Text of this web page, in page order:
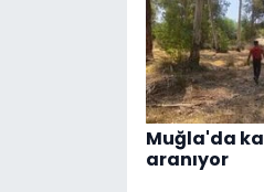
Muğla'da
aranıyor